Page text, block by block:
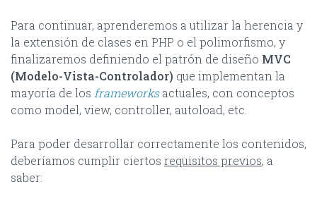
Para continuar, aprenderemos a utilizar la herencia y
la extensión de clases en PHP o el polimorfismo, y
finalizaremos definiendo el patrón de diseño MVC
(Modelo-Vista-Controlador) que implementan la
mayoría de los frameworksactuales, con conceptos
como model, view, controller, autoload, etc.
Para poder desarrollar correctamente los contenidos,
deberíamos cumplir ciertos requisitos previos, a
saber: